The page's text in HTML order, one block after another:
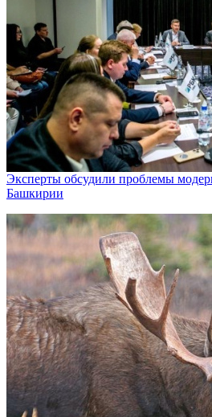
Эксперты обсудили проблемы
Башкирии